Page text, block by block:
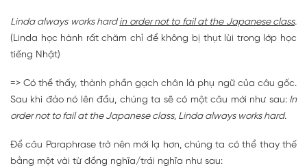
Linda always works hard in order not to fail at the Japanese class.
(Linda học hành rất chăm chỉ để không bị thụt lùi trong lớp học
tiếng Nhật)
=> Có thể thấy, thành phần gạch chân là phụ ngữ của câu gốc.
Sau khi đảo nó lên đầu, chúng ta sẽ có một câu mới như sau:In
order not to fail at the Japanese class, Linda always works hard.
Để câu Paraphrase trở nên mới lạ hơn, chúng ta có thể thay thế
bằng một vài từ đồng nghĩa/trái nghĩa như sau: